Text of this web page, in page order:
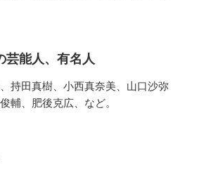
芸能人、有名人
持田真樹、小西真奈美、山口沙弥
輔、肥後克広、など。